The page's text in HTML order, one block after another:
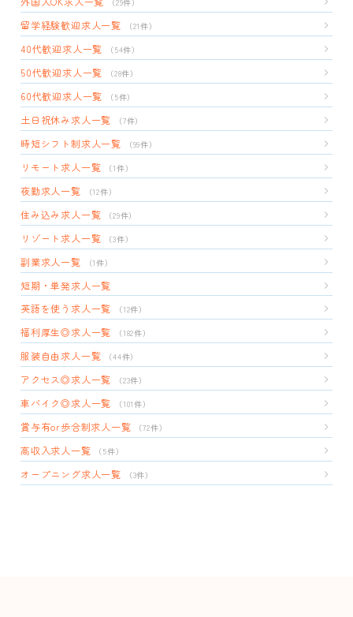
留学経験歓迎求人一覧 （21件）
40代歓迎求人一覧 （54件）
50代歓迎求人一覧 （28件）
60代歓迎求人一覧 （5件）
土日祝休み求人一覧 （7件）
時短シフト制求人一覧 （99件）
リモート求人一覧 （1件）
夜勤求人一覧 （12件）
住み込み求人一覧 （29件）
リゾート求人一覧 （3件）
副業求人一覧 （1件）
短期・単発求人一覧
英語を使う求人一覧
（12件）
福利厚生◎求人一覧 （182件）
服装自由求人一覧 （44件）
アクセス◎求人一覧 （23件）
車バイク◎求人一覧 （101件）
賞与有or歩合制求人一覧 （72件）
高収入求人一覧 （5件）
オープニング求人一覧 （3件）